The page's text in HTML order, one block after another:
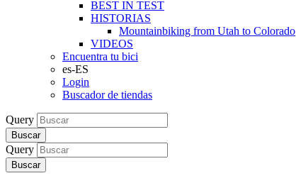
BEST IN TEST
HISTORIAS
Mountainbiking from Utah to Colorado
VIDEOS
Encuentra tu bici
es-ES
Login
Buscador de tiendas
Query
Buscar
Query
Buscar